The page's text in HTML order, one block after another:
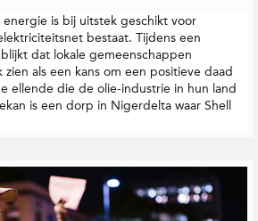
is bij uitstek geschikt voor
bestaat. Tijdens een
dat lokale gemeenschappen
als een kans om een positieve daad
ellende die de olie-industrie in hun land
is een dorp in Nigerdelta waar Shell